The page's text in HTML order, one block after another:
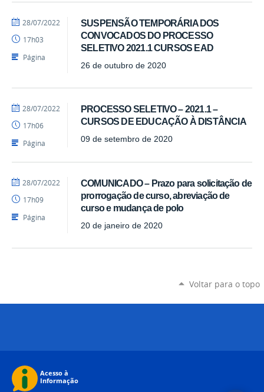
SUSPENSÃO TEMPORÁRIA DOS
CONVOCADOS DO PROCESSO
SELETIVO 2021.1 CURSOS EAD
26 de outubro de 2020
por
-
SEAD
publicado
28/07/2022
17h03
Página
PROCESSO SELETIVO – 2021.1 –
CURSOS DE EDUCAÇÃO À DISTÂNCIA
09 de setembro de 2020
por
-
SEAD
publicado
28/07/2022
17h06
Página
COMUNICADO – Prazo para solicitação de
prorrogação de curso, abreviação de
curso e mudança de polo
20 de janeiro de 2020
por
-
SEAD
publicado
28/07/2022
17h09
Página
Voltar para o topo